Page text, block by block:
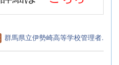
群馬県立伊勢崎高等学校管理者.